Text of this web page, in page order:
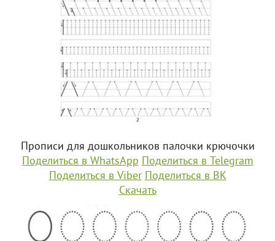
Прописи для дошкольников палочки крючочки
Поделиться в WhatsApp Поделиться в Telegram
Поделиться в Viber Поделиться в ВК
Скачать